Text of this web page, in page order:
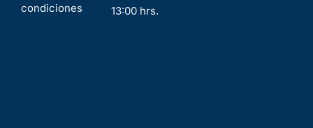
condiciones
13:00 hrs.